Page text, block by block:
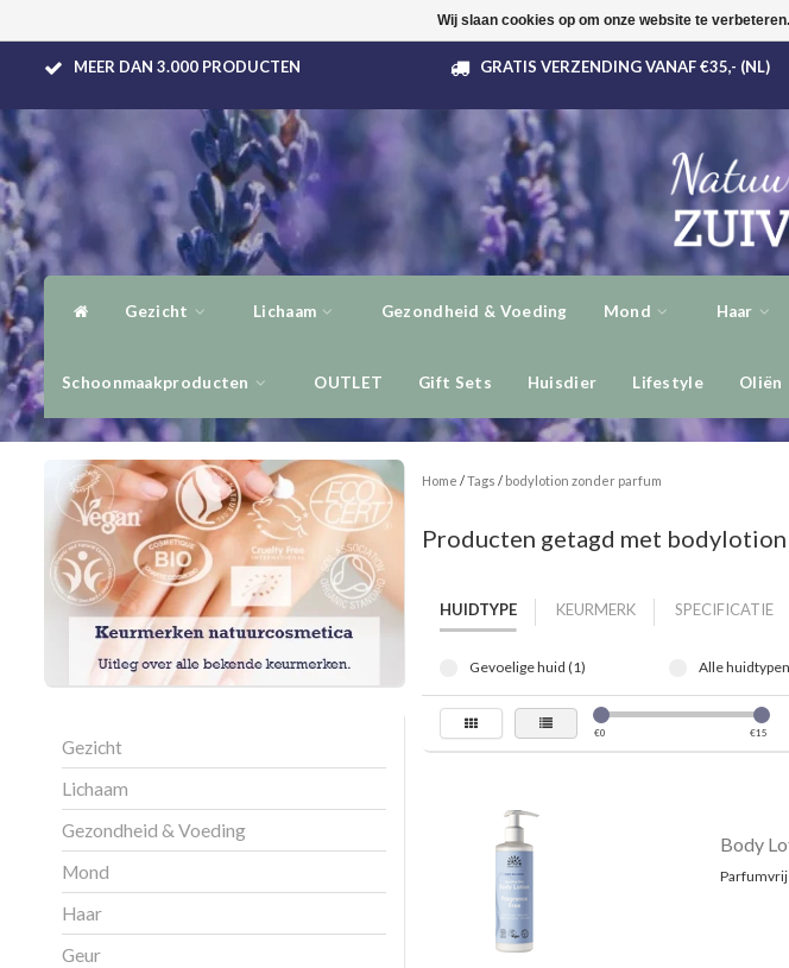
MEER DAN 3.000 PRODUCTEN GRATIS VERZENDING VANAF €35,- (NL)
Gezicht Lichaam Gezondheid & Voeding Mond Haar
Schoonmaakproducten OUTLET Gift Sets Huisdier Lifestyle Oliën
Gezicht
Lichaam
Gezondheid & Voeding
Mond
Haar
Geur
Home /Tags / bodylotion zonder parfum
Producten getagd met
HUIDTYPE KEURMERK SPECIFICATIE
Gevoelige huid (1) Alle
€0 €15
Body
Wij slaan cookies op om onze website te